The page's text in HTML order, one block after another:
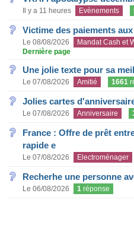
Il y a 11 heures Evènements
Victime des paiements
Le 08/08/2026 Mandat Cash et
Dernière page
Une jolie texte pour sa
Le 07/08/2026 Amitié 1661
Jolies cartes
Le 07/08/2026 Anniversaire
France : Offre de prêt
rapide e
Le 07/08/2026 Electroménager
Recherhe une personne
Le 06/08/2026 1 réponse